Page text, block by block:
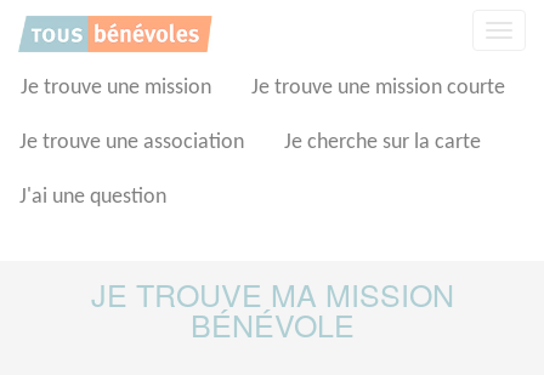
Je trouve une mission Je trouve une mission courte
Je trouve une association Je cherche sur la carte
J'ai une question
JE TROUVE MA MISSION
BÉNÉVOLE
Panneau de gestion des cookies